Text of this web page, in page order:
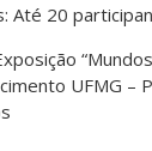
Até 20
UFMG –